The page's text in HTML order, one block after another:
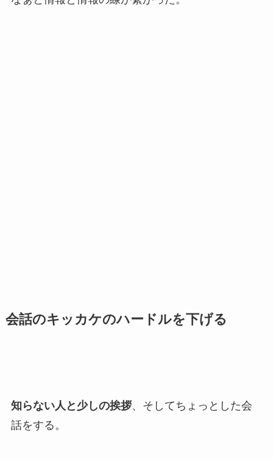
会話のキッカケのハードルを下げる
知らない人と少しの挨拶、そしてちょっとした会
話をする。